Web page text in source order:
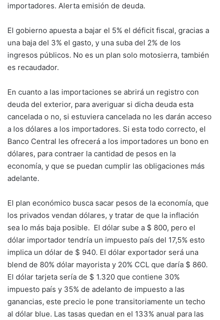
importadores. Alerta emisión de deuda.
El gobierno apuesta a bajar el 5% el déficit fiscal, gracias a
una baja del 3% el gasto, y una suba del 2% de los
ingresos públicos. No es un plan solo motosierra, también
es recaudador.
En cuanto a las importaciones se abrirá un registro con
deuda del exterior, para averiguar si dicha deuda esta
cancelada o no, si estuviera cancelada no les darán acceso
a los dólares a los importadores. Si esta todo correcto, el
Banco Central les ofrecerá a los importadores un bono en
dólares, para contraer la cantidad de pesos en la
economía, y que se puedan cumplir las obligaciones más
adelante.
El plan económico busca sacar pesos de la economía, que
los privados vendan dólares, y tratar de que la inflación
sea lo más baja posible. El dólar sube a $ 800, pero el
dólar importador tendría un impuesto país del 17,5% esto
implica un dólar de $ 940. El dólar exportador será una
blend de 80% dólar mayorista y 20% CCL que daría $ 860.
El dólar tarjeta sería de $ 1.320 que contiene 30%
impuesto país y 35% de adelanto de impuesto a las
ganancias, este precio le pone transitoriamente un techo
al dólar blue. Las tasas quedan en el 133% anual para las